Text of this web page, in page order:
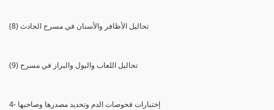
(8) تحاليل الأظافر والأسنان في مسرح الحادث
(9) تحاليل اللعاب والبول والبراز في مسرح
4- إختبارات فحوصات الدم وتحديد مصدرها وصاحبها